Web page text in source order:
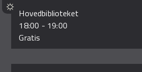
Hovedbiblioteket
18:00 - 19:00
Gratis